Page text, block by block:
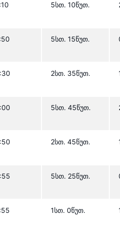
5სთ. 10წუთ.
5სთ. 15წუთ.
2სთ. 35წუთ.
5სთ. 45წუთ.
2სთ. 45წუთ.
5სთ. 25წუთ.
1სთ. 0წუთ.